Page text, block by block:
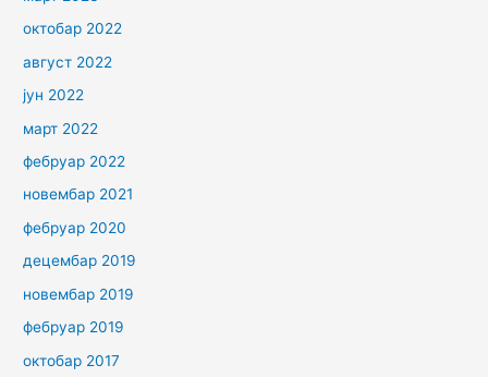
октобар 2022
август 2022
јун 2022
март 2022
фебруар 2022
новембар 2021
фебруар 2020
децембар 2019
новембар 2019
фебруар 2019
октобар 2017